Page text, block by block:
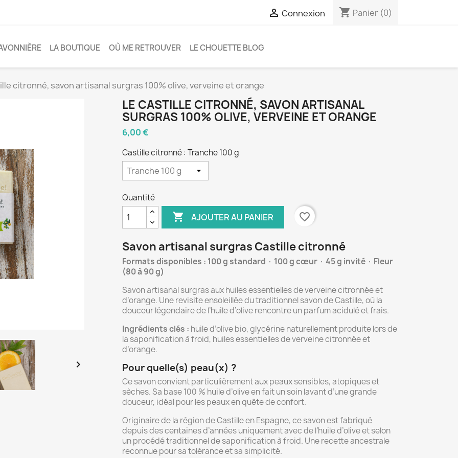
 Connexion shopping_cart Panier (0)
LA BOUTIQUE OÙ ME RETROUVER LE CHOUETTE BLOG
citronné, savon artisanal surgras 100% olive, verveine et orange

LE CASTILLE CITRONNÉ, SAVON ARTISANAL
SURGRAS 100% OLIVE, VERVEINE ET ORANGE
6,00 €
Castille citronné : Tranche 100 g
Quantité
 AJOUTER AU PANIER favorite_border
Savon artisanal surgras Castille citronné
Formats disponibles : 100 g standard · 100 g cœur · 45 g invité · Fleur
(80 à 90 g)
Savon artisanal surgras aux huiles essentielles de verveine citronnée et
d’orange. Une revisite ensoleillée du traditionnel savon de Castille, où la
douceur légendaire de l’huile d’olive rencontre un parfum acidulé et frais.
Ingrédients clés : huile d’olive bio, glycérine naturellement produite lors de
la saponification à froid, huiles essentielles de verveine citronnée et
d’orange.
Pour quelle(s) peau(x) ?
Ce savon convient particulièrement aux peaux sensibles, atopiques et
sèches. Sa base 100 % huile d’olive en fait un soin lavant d’une grande
douceur, idéal pour les peaux en quête de confort.
Originaire de la région de Castille en Espagne, ce savon est fabriqué
depuis des centaines d’années uniquement avec de l’huile d’olive et selon
un procédé traditionnel de saponification à froid. Une recette ancestrale
reconnue pour sa tolérance et sa simplicité.